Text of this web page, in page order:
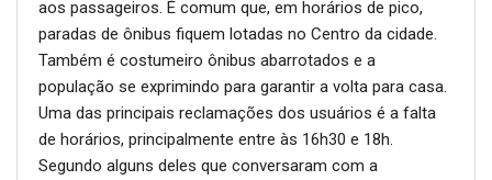
aos passageiros. É comum que, em horários de pico,
paradas de ônibus fiquem lotadas no Centro da cidade.
Também é costumeiro ônibus abarrotados e a
população se exprimindo para garantir a volta para casa.
Uma das principais reclamações dos usuários é a falta
de horários, principalmente entre às 16h30 e 18h.
Segundo alguns deles que conversaram com a